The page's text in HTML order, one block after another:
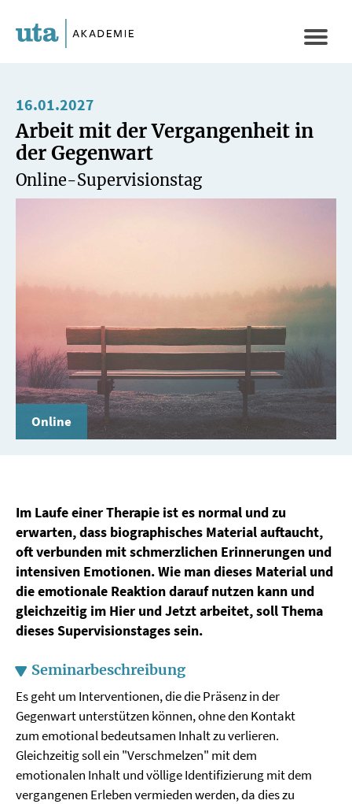
zum
16.01.2027
Arbeit mit der Vergangenheit in
der Gegenwart
Online-Supervisionstag
Online
Im Laufe einer Therapie ist es normal und zu
erwarten, dass biographisches Material auftaucht,
oft verbunden mit schmerzlichen Erinnerungen und
intensiven Emotionen. Wie man dieses Material und
die emotionale Reaktion darauf nutzen kann und
gleichzeitig im Hier und Jetzt arbeitet, soll Thema
dieses Supervisionstages sein.
Seminarbeschreibung
Es geht um Interventionen, die die Präsenz in der
Gegenwart unterstützen können, ohne den Kontakt
zum emotional bedeutsamen Inhalt zu verlieren.
Gleichzeitig soll ein "Verschmelzen" mit dem
emotionalen Inhalt und völlige Identifizierung mit dem
vergangenen Erleben vermieden werden, da dies zu